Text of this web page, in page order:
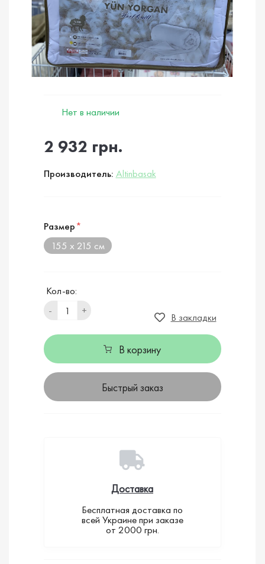
Нет в наличии
2 932 грн.
Производитель: Altinbasak
Размер*
155 х 215 см
Кол-во:
-
+
В закладки
В корзину
Быстрый заказ
Доставка
Бесплатная доставка по
всей Украине при заказе
от 2000 грн.